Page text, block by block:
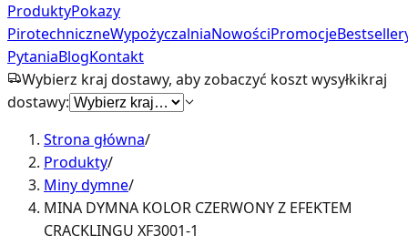
ProduktyPokazy
PirotechniczneWypożyczalniaNowościPromocje
PytaniaBlogKontakt
Wybierz kraj dostawy, aby zobaczyć koszt wysyłkikraj
dostawy:
Strona główna/
Produkty/
Miny dymne/
MINA DYMNA KOLOR CZERWONY Z EFEKTEM
CRACKLINGU XF3001-1